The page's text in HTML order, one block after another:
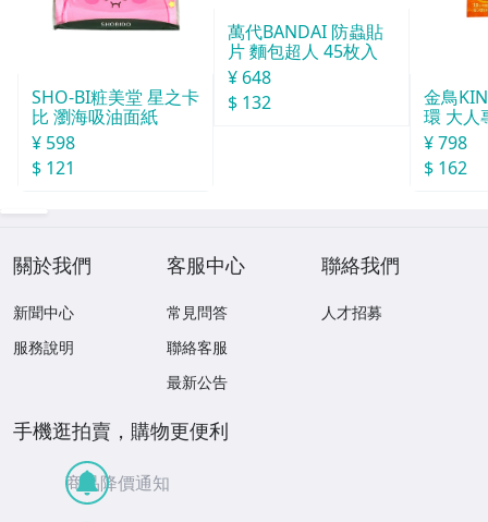
SHO-BI粧美堂 星之卡
比 瀏海吸油面紙
¥ 598
$ 121
萬代BANDAI 防蟲貼
片 麵包超人 45枚入
¥ 648
$ 132
金鳥
環 大人
¥ 798
$ 162
關於我們
新聞中心
服務說明
客服中心
常見問答
聯絡客服
最新公告
聯絡我們
人才招募
手機逛拍賣，購物更便利
商品降價通知